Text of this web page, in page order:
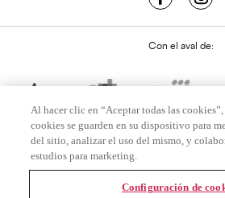
Con el aval de:
Al hacer clic en “Aceptar todas las
cookies se guarden en su dispositivo para
del sitio, analizar el uso del mismo, y
estudios para marketing.
Configuración de